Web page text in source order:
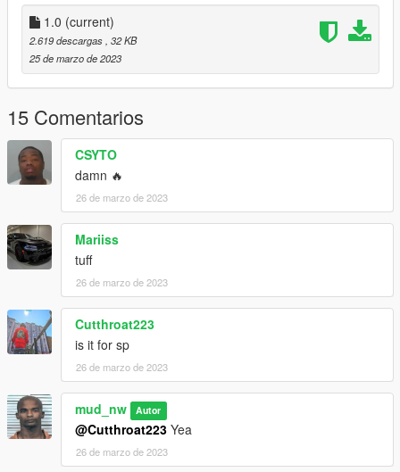
1.0 (current)
2.619 descargas, 32 KB
25 de marzo de 2023
15 Comentarios
CSYTO
damn 🔥
26 de marzo de 2023
Mariiss
tuff
26 de marzo de 2023
Cutthroat223
is it for sp
26 de marzo de 2023
mud_nw Autor
@Cutthroat223 Yea
26 de marzo de 2023